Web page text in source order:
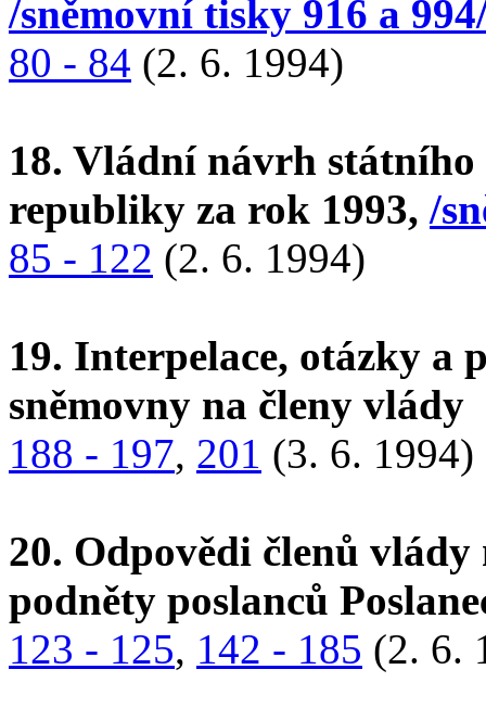
/sněmovní tisky 916 a
80 - 84 (2. 6. 1994)
18. Vládní návrh státního
republiky za rok 1993, /
85 - 122 (2. 6. 1994)
19. Interpelace, otázky a
sněmovny na členy vlády
188 - 197, 201 (3. 6. 1994)
20. Odpovědi členů
podněty poslanců
123 - 125, 142 - 185 (2. 6.